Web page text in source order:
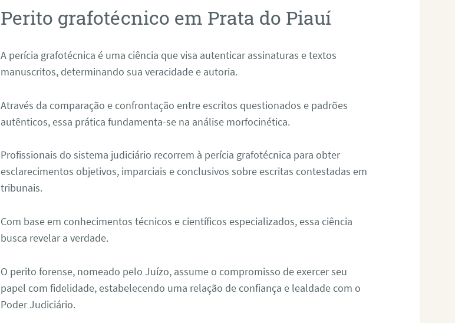
Perito grafotécnico em Prata do Piauí
A perícia grafotécnica é uma ciência que visa autenticar assinaturas e textos
manuscritos, determinando sua veracidade e autoria.
Através da comparação e confrontação entre escritos questionados e padrões
autênticos, essa prática fundamenta-se na análise morfocinética.
Profissionais do sistema judiciário recorrem à perícia grafotécnica para obter
esclarecimentos objetivos, imparciais e conclusivos sobre escritas contestadas em
tribunais.
Com base em conhecimentos técnicos e científicos especializados, essa ciência
busca revelar a verdade.
O perito forense, nomeado pelo Juízo, assume o compromisso de exercer seu
papel com fidelidade, estabelecendo uma relação de confiança e lealdade com o
Poder Judiciário.